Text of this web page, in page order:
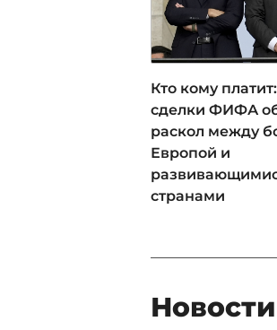
Кто кому
сделки ФИФА
раскол между
Европой и
странами